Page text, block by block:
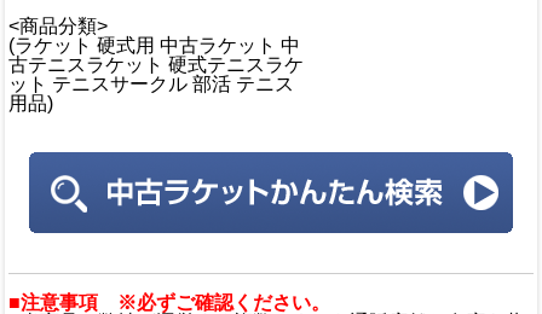
<商品分類>
(ラケット 硬式用 中古ラケット 中
古テニスラケット 硬式テニスラケ
ット テニスサークル 部活 テニス
用品)
■注意事項 ※必ずご確認ください。